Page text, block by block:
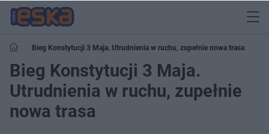
Bieg Konstytucji 3 Maja. Utrudnienia w ruchu, zupełnie nowa trasa
Bieg Konstytucji 3 Maja.
Utrudnienia w ruchu, zupełnie
nowa trasa